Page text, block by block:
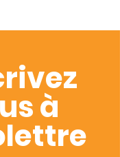
à